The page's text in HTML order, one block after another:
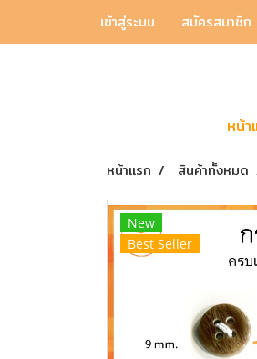
เข้าสู่ระบบ สมัครสมาชิก
หน้า
หน้าแรก สินค้าทั้งหมด
New
Best Seller